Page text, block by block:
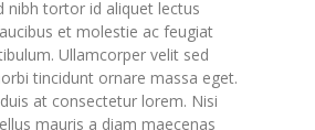
nibh tortor id aliquet lectus
et molestie ac feugiat
Ullamcorper velit sed
tincidunt ornare massa eget.
at consectetur lorem. Nisi
mauris a diam maecenas